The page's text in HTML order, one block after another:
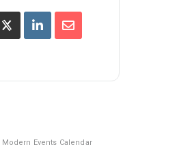
Modern Events Calendar